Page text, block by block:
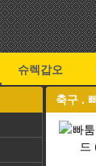
슈렉갑오
축구 .